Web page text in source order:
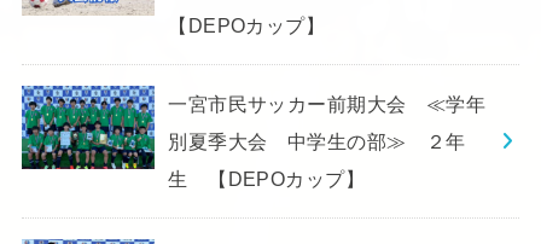
【DEPOカップ】
一宮市民サッカー前期大会 ≪学年
別夏季大会 中学生の部≫ ２年
生 【DEPOカップ】